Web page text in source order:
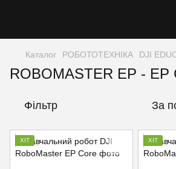
Каталог РОБОТОТЕХНІКА DJI
ROBOMASTER EP - EP
Фільтр За
ХІТ ХІТ